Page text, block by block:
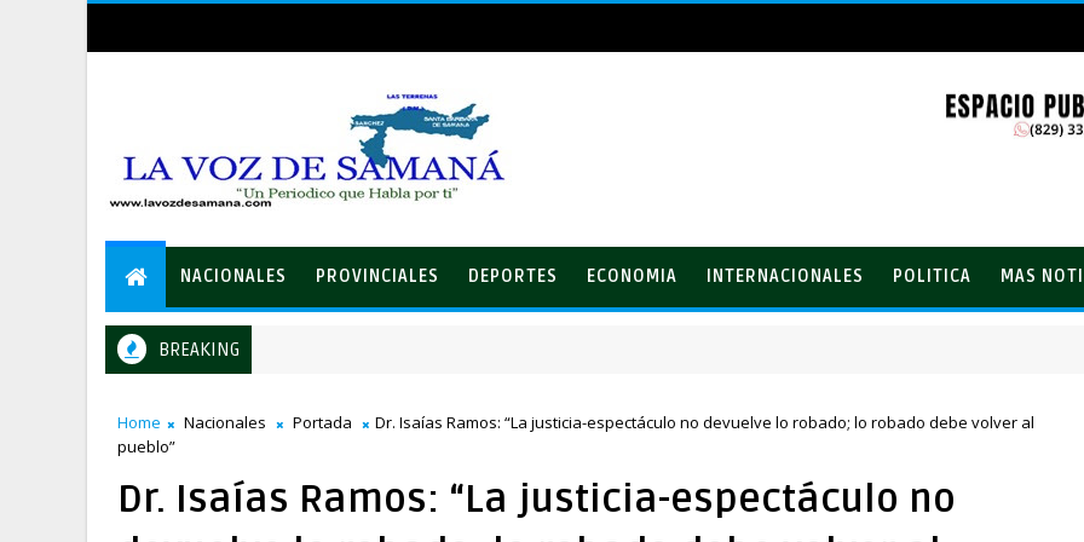
NACIONALES PROVINCIALES DEPORTES ECONOMIA INTERNACIONALES POLITICA MAS
BREAKING
Home Nacionales Portada
Dr. Isaías Ramos: “La justicia-espectáculo no devuelve lo robado; lo robado debe volver al
pueblo”
Dr. Isaías Ramos: “La justicia-espectáculo no